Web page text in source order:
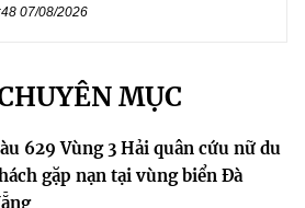
07/08/2026
MỤC
629 Vùng 3 Hải quân cứu nữ du
gặp nạn tại vùng biển Đà